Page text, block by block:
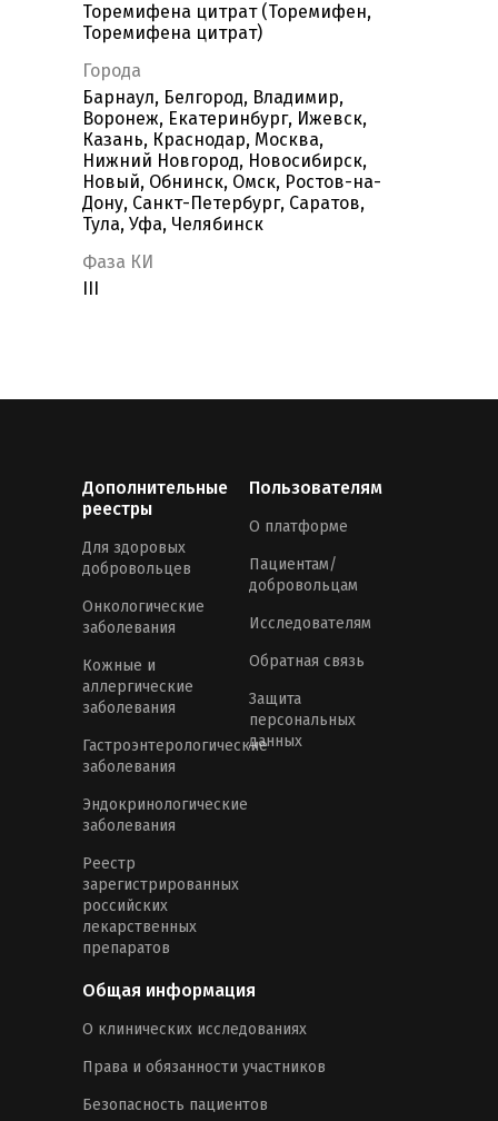
Торемифена цитрат (Торемифен,
Торемифена цитрат)
Города
Барнаул, Белгород, Владимир,
Воронеж, Екатеринбург, Ижевск,
Казань, Краснодар, Москва,
Нижний Новгород, Новосибирск,
Новый, Обнинск, Омск, Ростов-на-
Дону, Санкт-Петербург, Саратов,
Тула, Уфа, Челябинск
Фаза КИ
Дополнительные
реестры
Для здоровых
добровольцев
Онкологические
заболевания
Кожные и
аллергические
заболевания
Гастроэнтерологические
заболевания
Эндокринологические
заболевания
Реестр
зарегистрированных
российских
лекарственных
препаратов
Пользователям
О платформе
Пациентам/
добровольцам
Исследователям
Обратная связь
Защита
персональных
данных
Общая информация
О клинических исследованиях
Права и обязанности участников
Безопасность пациентов